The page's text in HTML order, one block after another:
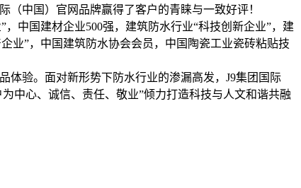
中国）官网品牌赢得了客户的青睐与一致好评！
中国建材企业500强，建筑防水行业“科技创新企业”，建
业”，中国建筑防水协会会员，中国陶瓷工业瓷砖粘贴技
体验。面对新形势下防水行业的渗漏高发，J9集团国际
中心、诚信、责任、敬业”倾力打造科技与人文和谐共融